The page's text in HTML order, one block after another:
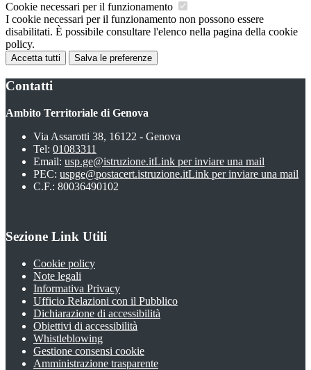
Cookie necessari per il funzionamento
I cookie necessari per il funzionamento non possono essere
disabilitati. È possibile consultare l'elenco nella pagina della cookie
policy.
Accetta tutti Salva le preferenze
Contatti
Ambito Territoriale di Genova
Via Assarotti 38, 16122 - Genova
Tel: 01083311
Email: usp.ge@istruzione.itLink per inviare una mail
PEC: uspge@postacert.istruzione.itLink per inviare una mail
C.F.: 80036490102
Sezione Link Utili
Cookie policy
Note legali
Informativa Privacy
Ufficio Relazioni con il Pubblico
Dichiarazione di accessibilità
Obiettivi di accessibilità
Whistleblowing
Gestione consensi cookie
Amministrazione trasparente